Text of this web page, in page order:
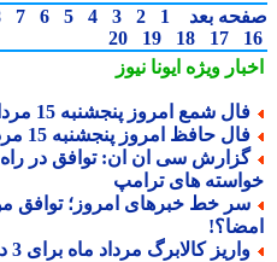
بعد 1
2
3
4
5
6
7
8
17
18
19
20
ویژهایونا نیوز
شمع امروز پنجشنبه 15 مرداد 1405
حافظ امروز پنجشنبه 15 مرداد 1405
سی ان ان: توافق در راه
های ترامپ
خط خبرهای امروز؛ توافق موقت
کالابرگ مرداد ماه برای 3 دهک+ جزییات